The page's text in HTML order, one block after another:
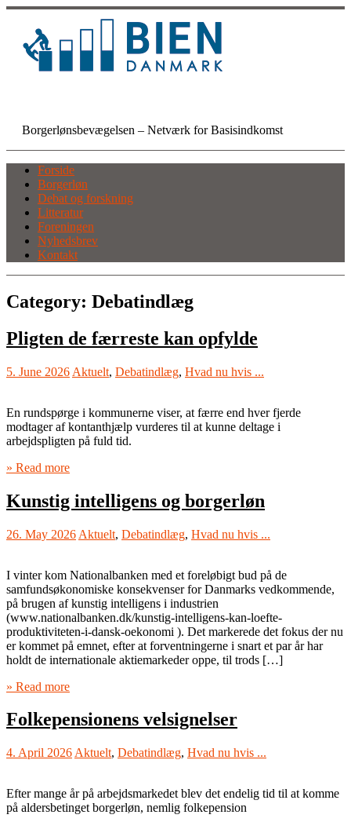
Skip
content
Borgerlønsbevægelsen – Netværk for Basisindkomst
Forside
Borgerløn
Debat og forskning
Litteratur
Foreningen
Nyhedsbrev
Kontakt
Category: Debatindlæg
Pligten de færreste kan opfylde
5. June 2026 Aktuelt, Debatindlæg, Hvad nu hvis ...
En rundspørge i kommunerne viser, at færre end hver fjerde
modtager af kontanthjælp vurderes til at kunne deltage i
arbejdspligten på fuld tid.
» Read more
Kunstig intelligens og borgerløn
26. May 2026 Aktuelt, Debatindlæg, Hvad nu hvis ...
I vinter kom Nationalbanken med et foreløbigt bud på de
samfundsøkonomiske konsekvenser for Danmarks vedkommende,
på brugen af kunstig intelligens i industrien
(www.nationalbanken.dk/kunstig-intelligens-kan-loefte-
produktiviteten-i-dansk-oekonomi ). Det markerede det fokus der nu
er kommet på emnet, efter at forventningerne i snart et par år har
holdt de internationale aktiemarkeder oppe, til trods […]
» Read more
Folkepensionens velsignelser
4. April 2026 Aktuelt, Debatindlæg, Hvad nu hvis ...
Efter mange år på arbejdsmarkedet blev det endelig tid til at komme
på aldersbetinget borgerløn, nemlig folkepension